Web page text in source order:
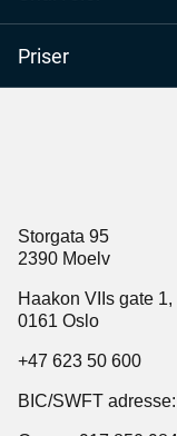
Priser
Storgata 95
2390 Moelv
Haakon VIIs gate 1,
0161 Oslo
+47 623 50 600
BIC/SWFT